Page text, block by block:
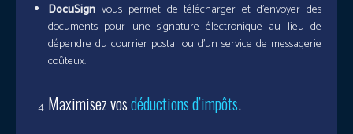
DocuSign vous permet de télécharger et d’envoyer des
documents pour une signature électronique au lieu de
dépendre du courrier postal ou d’un service de messagerie
coûteux.
Maximisez vosdéductions d’impôts.